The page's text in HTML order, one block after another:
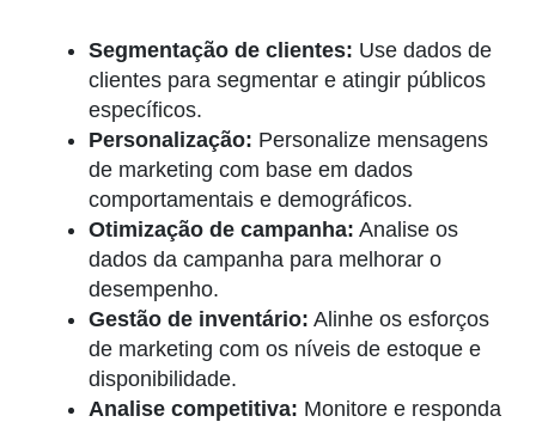
Segmentação de clientes: Use dados de
clientes para segmentar e atingir públicos
específicos.
Personalização: Personalize mensagens
de marketing com base em dados
comportamentais e demográficos.
Otimização de campanha: Analise os
dados da campanha para melhorar o
desempenho.
Gestão de inventário: Alinhe os esforços
de marketing com os níveis de estoque e
disponibilidade.
Analise competitiva: Monitore e responda